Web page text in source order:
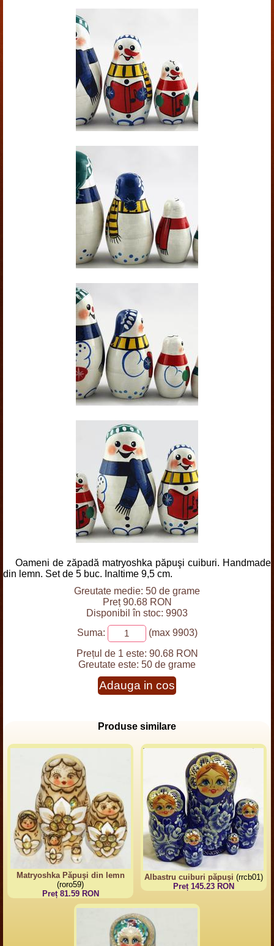
Oameni de zăpadă matryoshka păpuşi cuiburi. Handmade
din lemn. Set de 5 buc. Inaltime 9,5 cm.
Greutate medie: 50 de grame
Preț 90.68 RON
Disponibil în stoc: 9903
Suma:
(max 9903)
Prețul de 1 este: 90.68 RON
Greutate este: 50 de grame
Adauga in cos
Produse similare
Matryoshka Păpuşi din lemn
(roro59)
Preț 81.59 RON
Albastru cuiburi păpuşi (rrcb01)
Preț 145.23 RON